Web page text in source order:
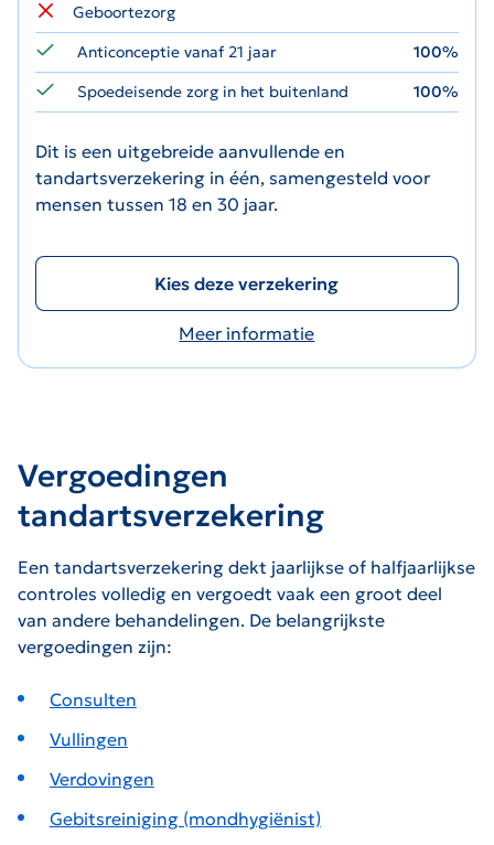
Geboortezorg
Anticonceptie vanaf 21 jaar
100%
Spoedeisende zorg in het buitenland
100%
Dit is een uitgebreide aanvullende en
tandartsverzekering in één, samengesteld voor
mensen tussen 18 en 30 jaar.
Kies deze verzekering
Meer informatie
Vergoedingen
tandartsverzekering
Een tandartsverzekering dekt jaarlijkse of halfjaarlijkse
controles volledig en vergoedt vaak een groot deel
van andere behandelingen. De belangrijkste
vergoedingen zijn:
Consulten
Vullingen
Verdovingen
Gebitsreiniging (mondhygiënist)